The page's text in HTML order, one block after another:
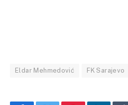
Eldar Mehmedović FK Sarajevo